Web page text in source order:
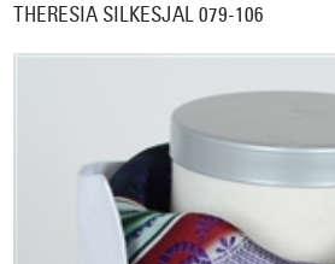
THERESIA SILKESJAL 079-106